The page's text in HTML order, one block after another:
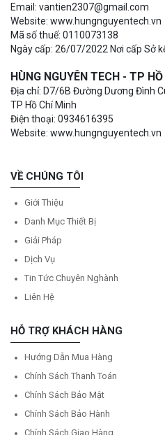
Email: vantien2307@gmail.com
Website: www.hungnguyentech.vn
Mã số thuế: 0110073138
Ngày cấp: 26/07/2022 Nơi cấp Sở
HÙNG NGUYÊN TECH - TP
Địa chỉ: D7/6B Đường Dương Đình
TP Hồ Chí Minh
Điện thoại: 0934616395
Website: www.hungnguyentech.vn
VỀ CHÚNG TÔI
Giới Thiệu
Danh Mục Thiết Bị
Giải Pháp
Dịch Vụ
Tin Tức Chuyên Nghành
Liên Hệ
HỖ TRỢ KHÁCH HÀNG
Hướng Dẫn Mua Hàng
Chính Sách Thanh Toán
Chính Sách Bảo Mật
Chính Sách Bảo Hành
Chính Sách Giao Hàng